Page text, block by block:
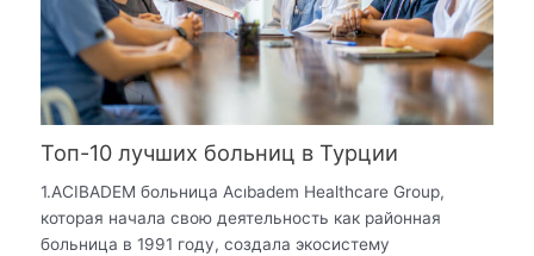
Топ-10 лучших больниц в Турции
1.ACIBADEM больница Acıbadem Healthcare Group,
которая начала свою деятельность как районная
больница в 1991 году, создала экосистему